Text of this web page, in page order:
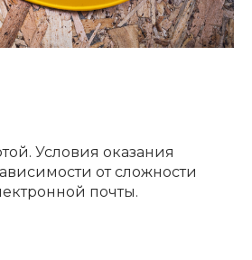
Условия оказания
от сложности
почты.